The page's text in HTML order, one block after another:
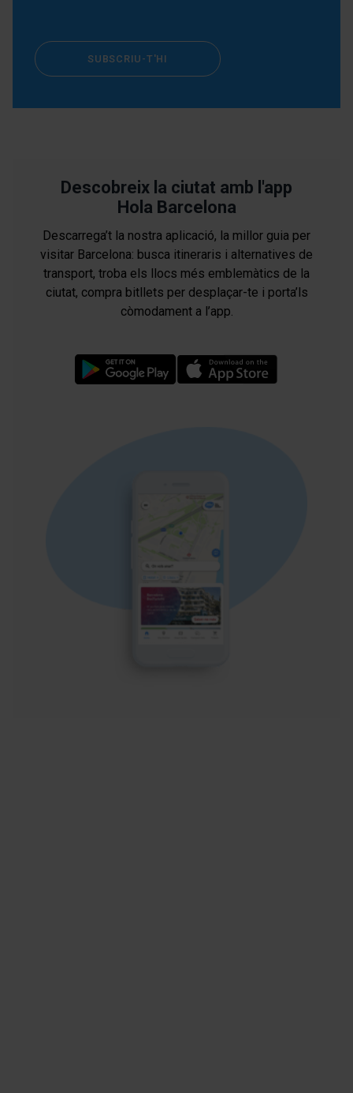
SUBSCRIU-T'HI
Descobreix la ciutat amb l'app
Hola Barcelona
Descarrega’t la nostra aplicació, la millor guia per
visitar Barcelona: busca itineraris i alternatives de
transport, troba els llocs més emblemàtics de la
ciutat, compra bitllets per desplaçar-te i porta’ls
còmodament a l’app.